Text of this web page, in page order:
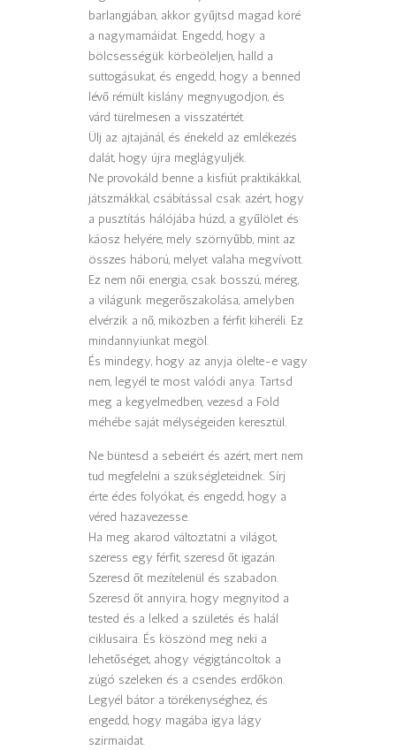
barlangjában, akkor gyűjtsd magad köré
a nagymamáidat. Engedd, hogy a
bölcsességük körbeöleljen, halld a
suttogásukat, és engedd, hogy a benned
lévő rémült kislány megnyugodjon, és
várd türelmesen a visszatértét.
Ülj az ajtajánál, és énekeld az emlékezés
dalát, hogy újra meglágyuljék.
Ne provokáld benne a kisfiút praktikákkal,
játszmákkal, csábítással csak azért, hogy
a pusztítás hálójába húzd, a gyűlölet és
káosz helyére, mely szörnyűbb, mint az
összes háború, melyet valaha megvívott.
Ez nem női energia, csak bosszú, méreg,
a világunk megerőszakolása, amelyben
elvérzik a nő, miközben a férfit kiheréli. Ez
mindannyiunkat megöl.
És mindegy, hogy az anyja ölelte-e vagy
nem, legyél te most valódi anya. Tartsd
meg a kegyelmedben, vezesd a Föld
méhébe saját mélységeiden keresztül.
Ne büntesd a sebeiért és azért, mert nem
tud megfelelni a szükségleteidnek. Sírj
érte édes folyókat, és engedd, hogy a
véred hazavezesse.
Ha meg akarod változtatni a világot,
szeress egy férfit, szeresd őt igazán.
Szeresd őt mezítelenül és szabadon.
Szeresd őt annyira, hogy megnyitod a
tested és a lelked a születés és halál
ciklusaira. És köszönd meg neki a
lehetőséget, ahogy végigtáncoltok a
zúgó szeleken és a csendes erdőkön.
Legyél bátor a törékenységhez, és
engedd, hogy magába igya lágy
szirmaidat.